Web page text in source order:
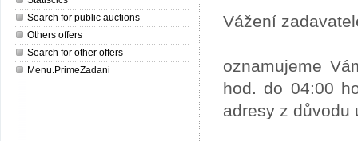
Search for public auctions
Others offers
Search for other offers
Menu.PrimeZadani
Vážení
oznamujeme
hod. do 04:00
adresy z důvodu